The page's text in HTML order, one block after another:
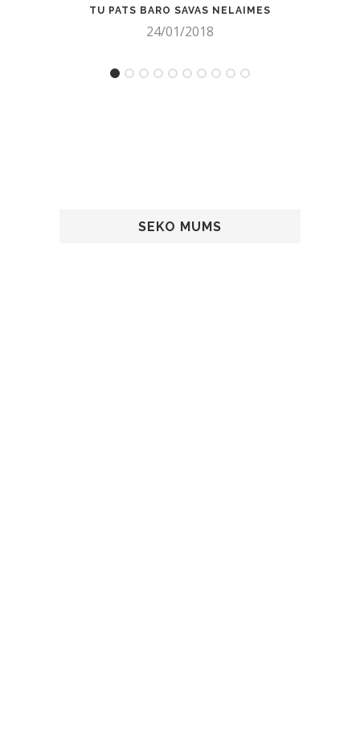
TU PATS BARO SAVAS NELAIMES
24/01/2018
SEKO MUMS